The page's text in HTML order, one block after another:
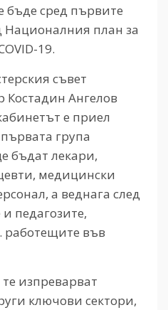
бъде сред първите
Националния план за
19.
съвет
Ангелов
е приел
група
бъдат лекари,
медицински
а веднага след
педагозите,
във
изпреварват
ключови сектори,